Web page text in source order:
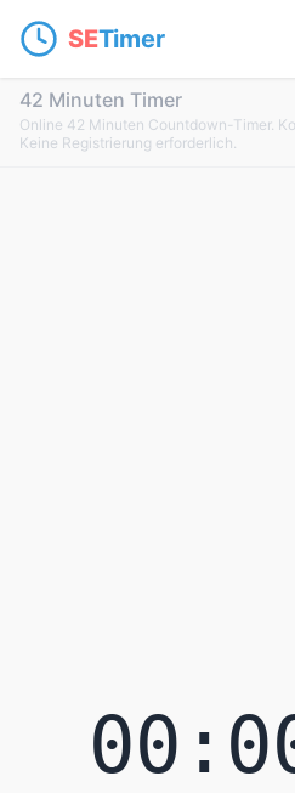
SETimer
42 Minuten Timer
Online 42 Minuten Countdown-Timer.
Keine Registrierung erforderlich.